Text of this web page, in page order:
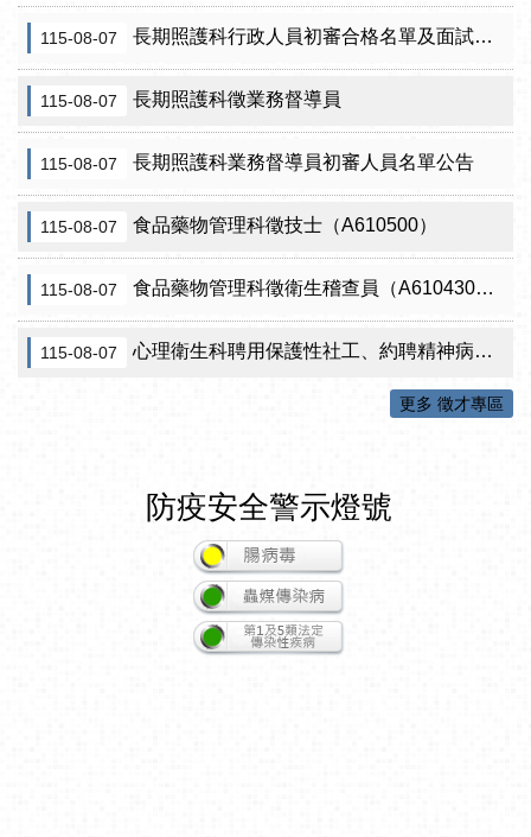
115-08-07 長期照護科行政人員初審合格名單及面試訊息公告
115-08-07 長期照護科徵業務督導員
115-08-07 長期照護科業務督導員初審人員名單公告
115-08-07 食品藥物管理科徵技士（A610500）
115-08-07 食品藥物管理科徵衛生稽查員（A610430）初審公告
115-08-07 心理衛生科聘用保護性社工、約聘精神病人社區關懷訪視員、約聘自殺關懷訪視員等5項職稱甄試結果公告
更多 徵才專區
防疫安全警示燈號